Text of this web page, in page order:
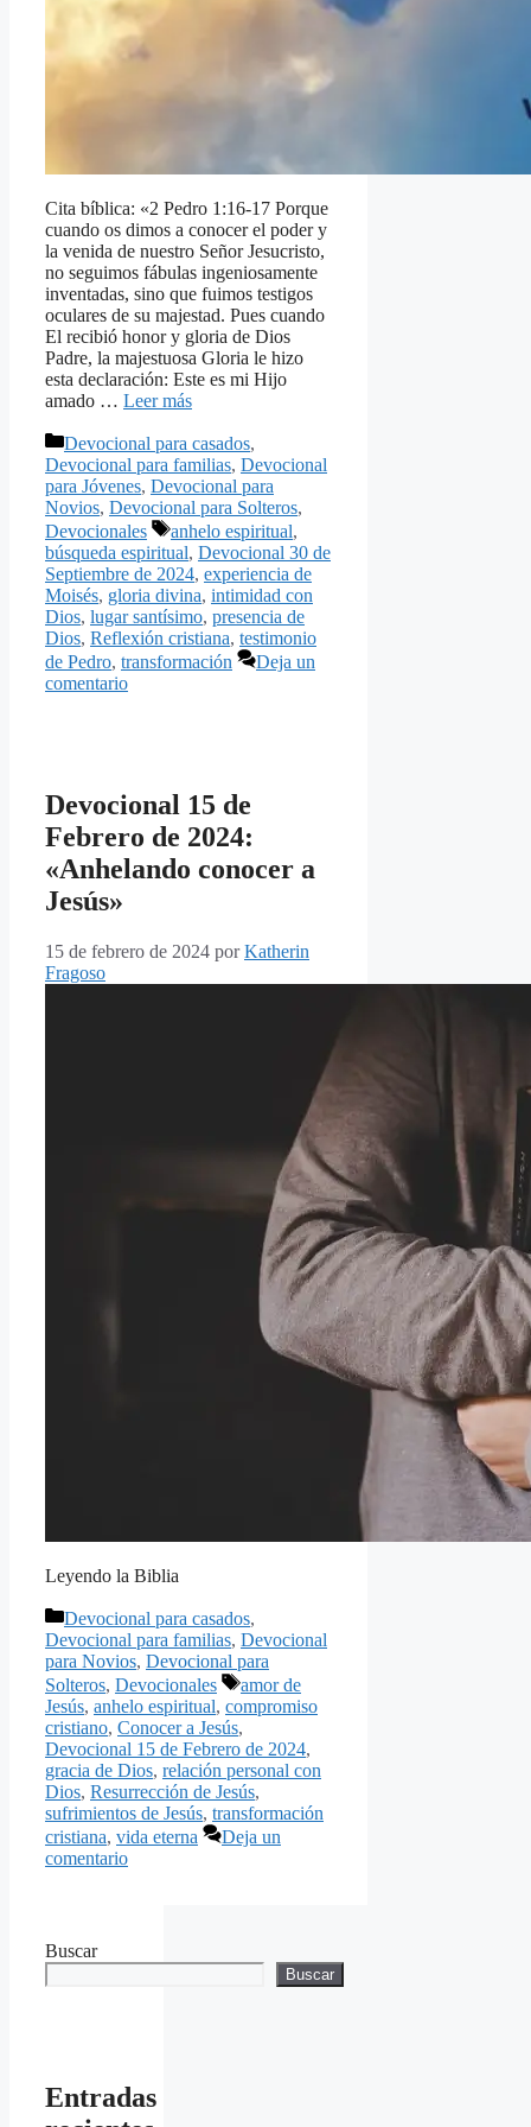
Cita bíblica: «2 Pedro 1:16-17 Porque
cuando os dimos a conocer el poder y
la venida de nuestro Señor Jesucristo,
no seguimos fábulas ingeniosamente
inventadas, sino que fuimos testigos
oculares de su majestad. Pues cuando
El recibió honor y gloria de Dios
Padre, la majestuosa Gloria le hizo
esta declaración: Este es mi Hijo
amado … Leer más
Categorías
Devocional para casados,
Devocional para familias, Devocional
para Jóvenes, Devocional para
Novios, Devocional para Solteros,
Devocionales
Etiquetas
anhelo espiritual,
búsqueda espiritual, Devocional 30 de
Septiembre de 2024, experiencia de
Moisés, gloria divina, intimidad con
Dios, lugar santísimo, presencia de
Dios, Reflexión cristiana, testimonio
de Pedro, transformación
Deja un
comentario
Devocional 15 de
Febrero de 2024:
«Anhelando conocer a
Jesús»
15 de febrero de 2024 porKatherin
Fragoso
Leyendo la Biblia
Categorías
Devocional para casados,
Devocional para familias, Devocional
para Novios, Devocional para
Solteros, Devocionales Etiquetas
amor de
Jesús, anhelo espiritual, compromiso
cristiano, Conocer a Jesús,
Devocional 15 de Febrero de 2024,
gracia de Dios, relación personal con
Dios, Resurrección de Jesús,
sufrimientos de Jesús, transformación
cristiana, vida eterna
Deja un
comentario
Buscar
Buscar
Entradas